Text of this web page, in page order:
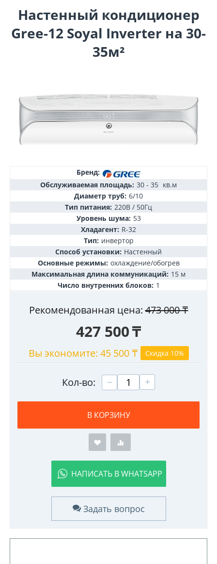
Настенный кондиционер
Gree-12 Soyal Inverter на 30-
35м²
Бренд:
Обслуживаемая площадь: 30 - 35 кв.м
Диаметр труб: 6/10
Тип питания: 220В / 50Гц
Уровень шума: 53
Хладагент: R-32
Тип: инвертор
Способ установки: Настенный
Основные режимы: охлаждение/обогрев
Максимальная длина коммуникаций: 15 м
Число внутренних блоков: 1
Рекомендованная цена: 473 000₸
427 500₸
Вы экономите: 45 500₸ Скидка 10%
Кол-во: +
−
В КОРЗИНУ
НАПИСАТЬ В WHATSAPP
Задать вопрос